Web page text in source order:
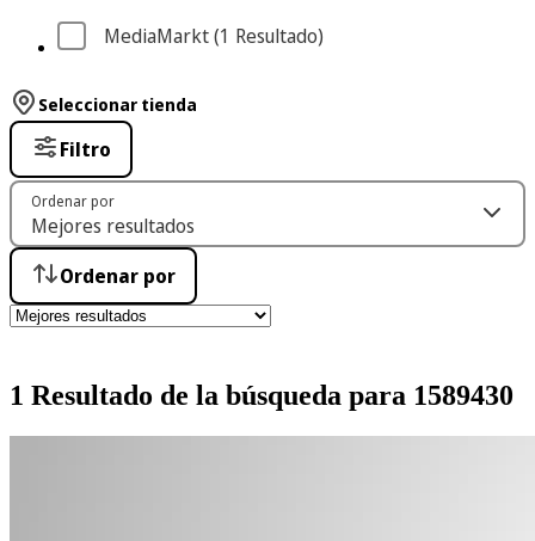
MediaMarkt (1 Resultado)
1 Resultado de la búsqueda para 1589430
Seleccionar tienda
Filtro
Ordenar por
Ordenar por